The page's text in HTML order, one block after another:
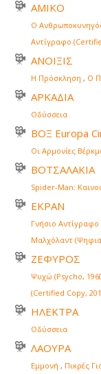
ΑΜΙΚΟ
Ο
Αντίγραφο
ΑΝΟΙΞΙΣ
Η Πρόσκληση , Ο
ΑΡΚΑΔΙΑ
Οδύσσεια
ΒΟΞ Europa
Οι Αρμονίες
ΒΟΤΣΑΛΑΚΙΑ
Spider-Man:
ΕΚΡΑΝ
Γνήσιο
Μαλχόλαντ
ΖΕΦΥΡΟΣ
Ψυχώ (Psycho,
(Certified Copy,
ΗΛΕΚΤΡΑ
Οδύσσεια
ΛΑΟΥΡΑ
Εμμονή , Πικρές